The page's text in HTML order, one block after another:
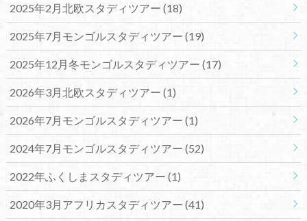
2025年2月北欧スタディツアー (18)
2025年7月モンゴルスタディツアー (19)
2025年12月冬モンゴルスタディツアー (17)
2026年3月北欧スタディツアー (1)
2026年7月モンゴルスタディツアー (1)
2024年7月モンゴルスタディツアー (52)
2022年ふくしまスタディツアー (1)
2020年3月アフリカスタディツアー (41)